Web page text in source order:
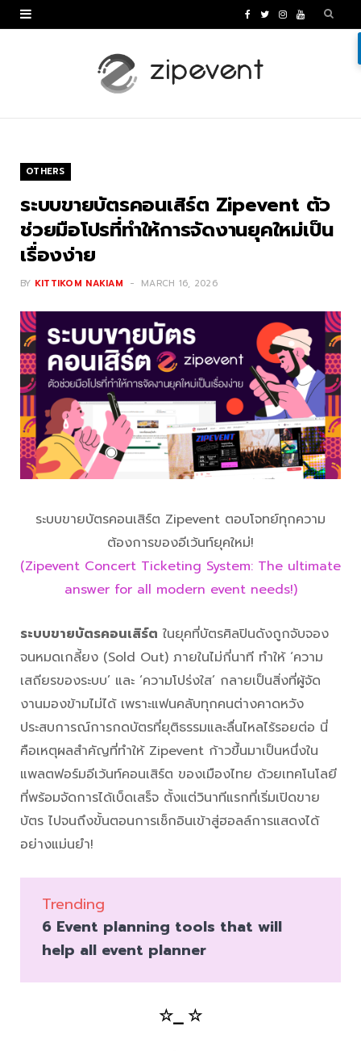
c
T I Y
OTHERS
ระบบขายบัตรคอนเสิร์ต Zipevent ตัว
ช่วยมือโปรที่ทำให้การจัดงานยุคใหม่เป็น
เรื่องง่าย
BY KITTIKOM NAKIAM MARCH 16, 2026
ระบบขายบัตรคอนเสิร์ต Zipevent ตอบโจทย์ทุกความ
ต้องการของอีเว้นท์ยุคใหม่!
(Zipevent Concert Ticketing System: The ultimate
answer for all modern event needs!)
ระบบขายบัตรคอนเสิร์ต ในยุคที่บัตรศิลปินดังถูกจับจอง
จนหมดเกลี้ยง (Sold Out) ภายในไม่กี่นาที ทำให้ ‘ความ
เสถียรของระบบ’ และ ‘ความโปร่งใส’ กลายเป็นสิ่งที่ผู้จัด
งานมองข้ามไม่ได้ เพราะแฟนคลับทุกคนต่างคาดหวัง
ประสบการณ์การกดบัตรที่ยุติธรรมและลื่นไหลไร้รอยต่อ นี่
คือเหตุผลสำคัญที่ทำให้ Zipevent ก้าวขึ้นมาเป็นหนึ่งใน
แพลตฟอร์มอีเว้นท์คอนเสิร์ต ของเมืองไทย ด้วยเทคโนโลยี
ที่พร้อมจัดการได้เบ็ดเสร็จ ตั้งแต่วินาทีแรกที่เริ่มเปิดขาย
บัตร ไปจนถึงขั้นตอนการเช็กอินเข้าสู่ฮอลล์การแสดงได้
อย่างแม่นยำ!
Trending
6 Event planning tools that will
help all event planner
☆⎯ ☆